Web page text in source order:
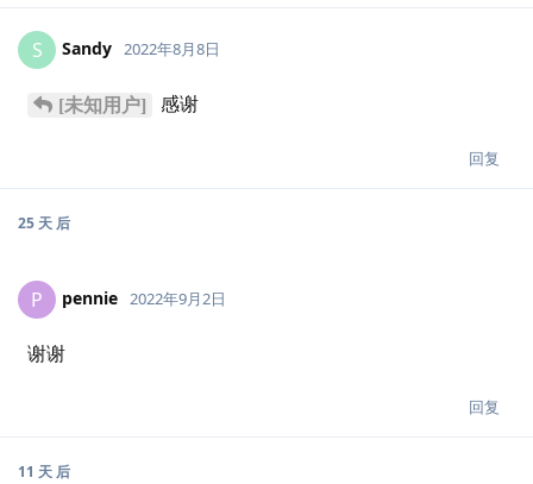
S Sandy 2022年8月8日
[未知用户] 感谢
回复
25 天 后
P pennie 2022年9月2日
谢谢
回复
11 天 后